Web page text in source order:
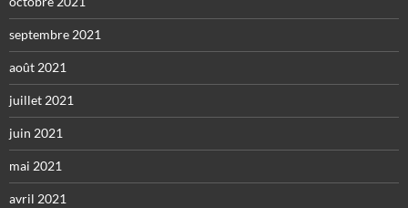
septembre 2021
août 2021
juillet 2021
juin 2021
mai 2021
avril 2021